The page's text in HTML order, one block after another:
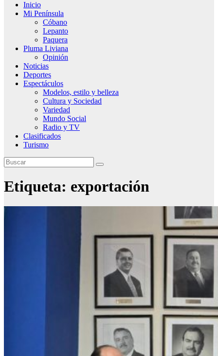
Inicio
Mi Península
Cóbano
Lepanto
Paquera
Pluma Liviana
Opinión
Noticias
Deportes
Espectáculos
Modelos, estilo y belleza
Cultura y Sociedad
Variedad
Mundo Social
Radio y TV
Clasificados
Turismo
Etiqueta: exportación